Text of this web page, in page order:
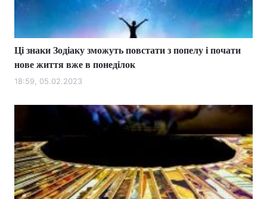
Ці знаки Зодіаку зможуть повстати з попелу і почати
нове життя вже в понеділок
18:59, 05.02.2023